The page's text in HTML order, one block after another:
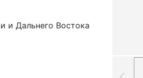
и Дальнего Востока